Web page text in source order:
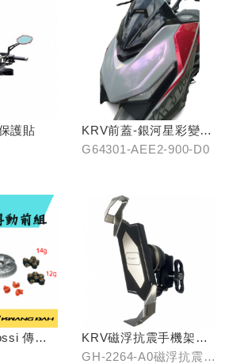
護貼
KRV前蓋-銀河星彩變色
龍
G64301-AEE2-900-D0
傳動
KRV磁浮抗震手機架組
(含整合支架)
GH-2264-A0磁浮抗震手